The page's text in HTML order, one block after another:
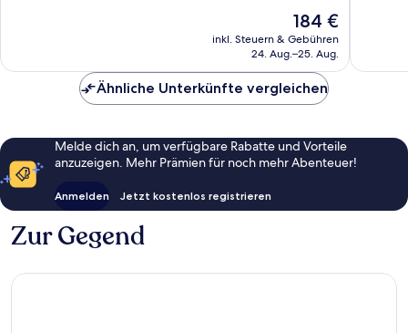
Der
Preis
beträgt
184 €
inkl. Steuern & Gebühren
24. Aug.–25. Aug.
Ähnliche Unterkünfte vergleichen
Melde dich an, um verfügbare Rabatte und Vorteile
anzuzeigen. Mehr Prämien für noch mehr Abenteuer!
Anmelden Jetzt kostenlos registrieren
Zur Gegend